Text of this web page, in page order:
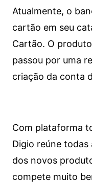
Atualmente, o
cartão em seu
Cartão. O
passou por uma
criação da conta
Com plataforma
Digio reúne
dos novos
compete muito